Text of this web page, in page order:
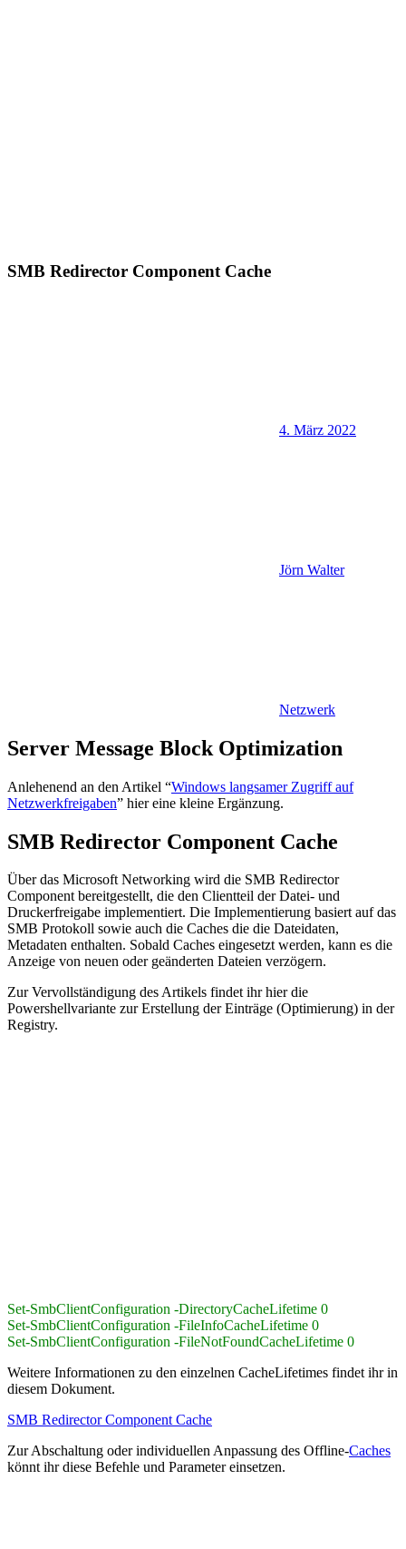
SMB Redirector Component Cache
4. März 2022
Jörn Walter
Netzwerk
Server Message Block Optimization
Anlehenend an den Artikel “Windows langsamer Zugriff auf
Netzwerkfreigaben” hier eine kleine Ergänzung.
SMB Redirector Component Cache
Über das Microsoft Networking wird die SMB Redirector
Component bereitgestellt, die den Clientteil der Datei- und
Druckerfreigabe implementiert. Die Implementierung basiert auf das
SMB Protokoll sowie auch die Caches die die Dateidaten,
Metadaten enthalten. Sobald Caches eingesetzt werden, kann es die
Anzeige von neuen oder geänderten Dateien verzögern.
Zur Vervollständigung des Artikels findet ihr hier die
Powershellvariante zur Erstellung der Einträge (Optimierung) in der
Registry.
Set-SmbClientConfiguration -DirectoryCacheLifetime 0
Set-SmbClientConfiguration -FileInfoCacheLifetime 0
Set-SmbClientConfiguration -FileNotFoundCacheLifetime 0
Weitere Informationen zu den einzelnen CacheLifetimes findet ihr in
diesem Dokument.
SMB Redirector Component Cache
Zur Abschaltung oder individuellen Anpassung des Offline-Caches
könnt ihr diese Befehle und Parameter einsetzen.